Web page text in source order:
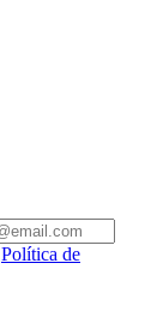
Política de